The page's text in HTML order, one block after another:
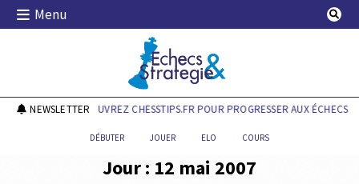
Skip
Menu
Echecs & Stratégie
NEWSLETTERDÉCOUVREZ CHESSTIPS.FR POUR PROGRESSER AUX ÉCHECS !
DÉBUTER JOUER ELO COURS
Jour : 12 mai 2007